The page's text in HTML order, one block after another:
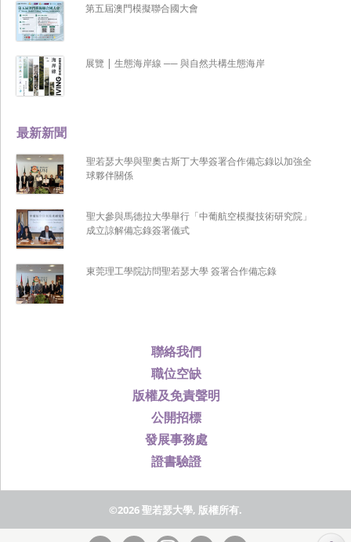
聯絡我們
職位空缺
版權及免責聲明
公開招標
發展事務處
證書驗證
最新新聞
聖若瑟大學與聖奧古斯丁大學簽署合作備忘錄以加強全
球夥伴關係
聖大參與馬德拉大學舉行「中葡航空模擬技術研究院」
成立諒解備忘錄簽署儀式
東莞理工學院訪問聖若瑟大學 簽署合作備忘錄
第五屆澳門模擬聯合國大會
展覽 | 生態海岸線 ── 與自然共構生態海岸
©2026 聖若瑟大學, 版權所有.